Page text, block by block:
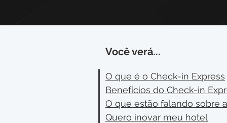
Você verá...
O que é o Check-in Express
Benefícios do Check-in
O que estão falando sobre
Quero inovar meu hotel